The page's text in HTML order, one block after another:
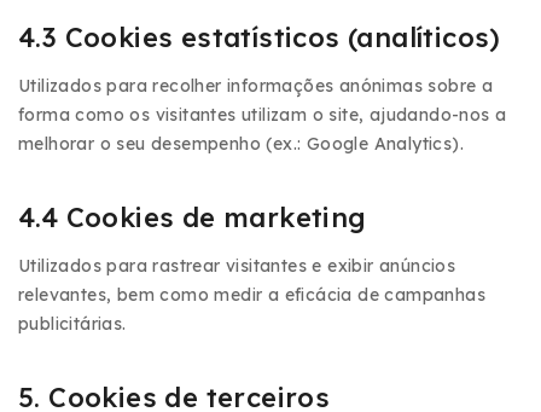
4.3 Cookies estatísticos (analíticos)
Utilizados para recolher informações anónimas sobre a
forma como os visitantes utilizam o site, ajudando-nos a
melhorar o seu desempenho (ex.: Google Analytics).
4.4 Cookies de marketing
Utilizados para rastrear visitantes e exibir anúncios
relevantes, bem como medir a eficácia de campanhas
publicitárias.
5. Cookies de terceiros